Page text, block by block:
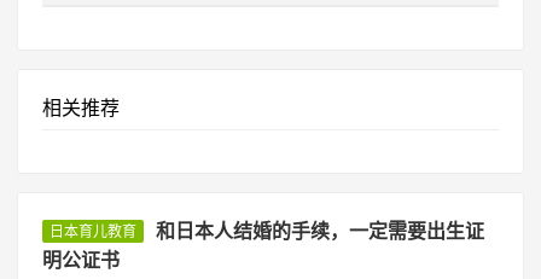
相关推荐
日本育儿教育
和日本人结婚的手续，一定需要出生证
明公证书